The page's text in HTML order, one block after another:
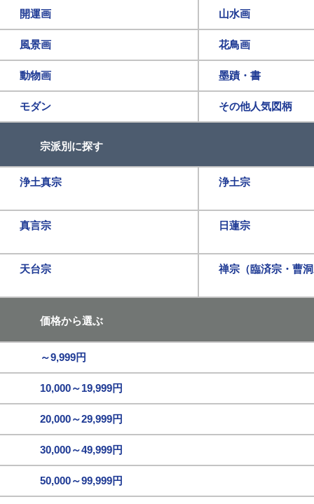
開運画 山水画
風景画 花鳥画
動物画 墨蹟・書
モダン その他人気図柄
宗派別に探す
浄土真宗 浄土宗
真言宗 日蓮宗
天台宗 禅宗（臨済宗・曹
価格から選ぶ
～9,999円
10,000～19,999円
20,000～29,999円
30,000～49,999円
50,000～99,999円